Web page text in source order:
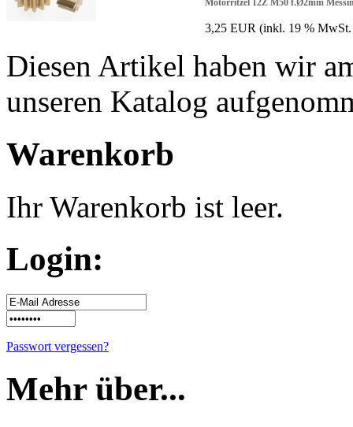
3,25 EUR (inkl. 19 %
Diesen Artikel haben wir
unseren Katalog
Warenkorb
Ihr Warenkorb ist leer.
Login:
Passwort vergessen?
Mehr über...